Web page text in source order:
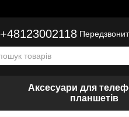
+48123002118
Аксесуари для
планшетів